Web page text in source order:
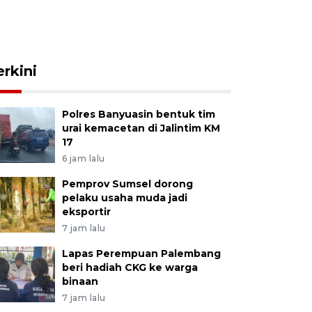
Polres Banyuasin bentuk tim
urai kemacetan di Jalintim KM
17
6 jam lalu
Pemprov Sumsel dorong
pelaku usaha muda jadi
eksportir
7 jam lalu
Lapas Perempuan Palembang
beri hadiah CKG ke warga
binaan
7 jam lalu